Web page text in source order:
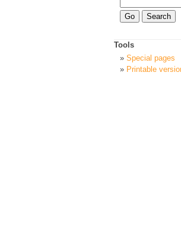
Tools
Special pages
Printable